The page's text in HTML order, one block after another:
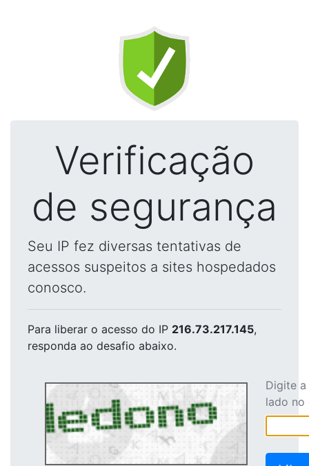
Verificação
de segurança
Seu IP fez diversas tentativas de
acessos suspeitos a sites hospedados
conosco.
Para liberar o acesso do IP 216.73.217.145,
responda ao desafio abaixo.
Digite
lado no